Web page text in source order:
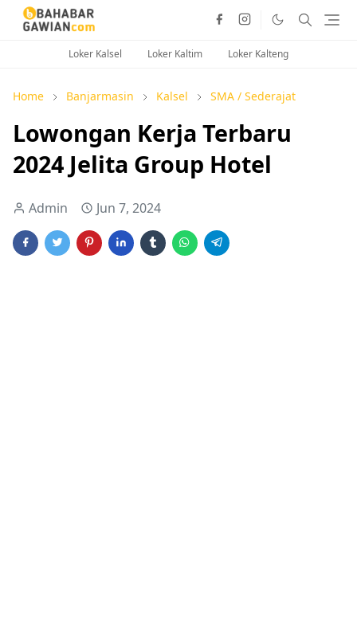
Loker Kalsel Loker Kaltim Loker Kalteng
Home Banjarmasin Kalsel SMA / Sederajat
Lowongan Kerja Terbaru
2024 Jelita Group Hotel
Admin Jun 7, 2024